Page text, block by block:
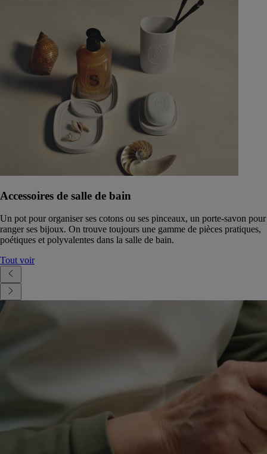
Accessoires de salle de bain
Un pot pour organiser ses cotons ou ses pinceaux, un porte-savon pour
ranger ses bijoux. On trouve toujours une gamme de pièces pratiques,
poétiques et polyvalentes dans la salle de bain.
Tout voir